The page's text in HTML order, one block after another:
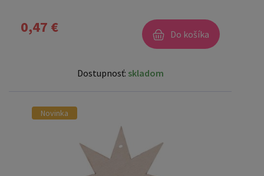
0,47 € Do košíka
Dostupnosť: skladom
Novinka